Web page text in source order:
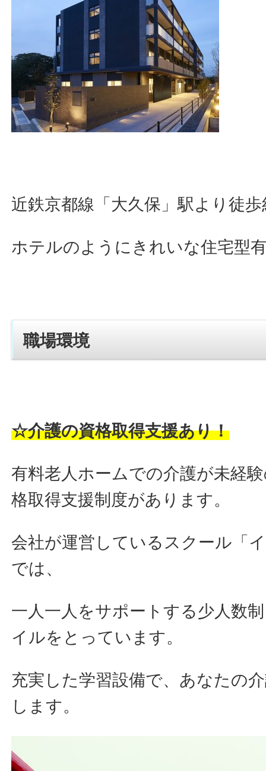
近鉄京都線「大久保」駅より徒
ホテルのようにきれいな住宅型
職場環境
☆介護の資格取得支援あり！
有料老人ホームでの介護が未経
格取得支援制度があります。
会社が運営しているスクール「
では、
一人一人をサポートする少人数
イルをとっています。
充実した学習設備で、あなたの
します。